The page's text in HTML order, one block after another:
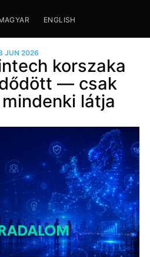
ENGLISH
JUN 2026
korszaka
— csak
látja